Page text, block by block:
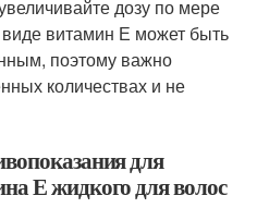
дозу по мере
витамин Е может быть
поэтому важно
количествах и не
для
Е жидкого для волос